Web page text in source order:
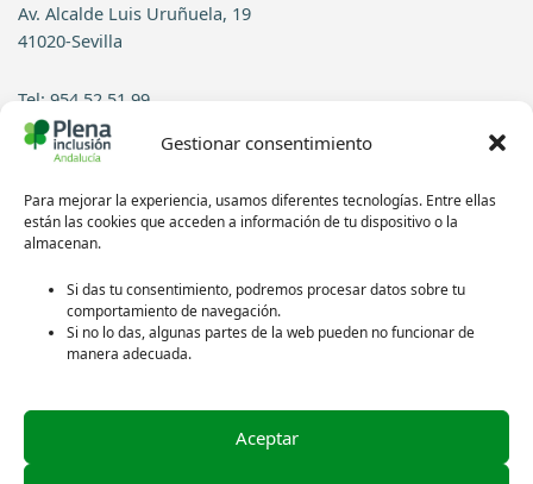
Gestionar consentimiento
Para mejorar la experiencia, usamos diferentes tecnologías. Entre ellas
están las cookies que acceden a información de tu dispositivo o la
almacenan.
Si das tu consentimiento, podremos procesar datos sobre tu
comportamiento de navegación.
Si no lo das, algunas partes de la web pueden no funcionar de
manera adecuada.
Aceptar
Av. Alcalde Luis Uruñuela, 19
41020-Sevilla
Tel: 954 52 51 99
Contacto
Síguenos en redes sociales:
Política de privacidad